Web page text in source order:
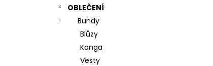
OBLEČENÍ
Bundy
Blůzy
Konga
Vesty